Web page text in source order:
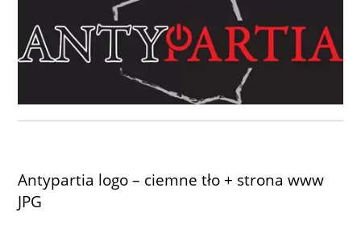
Antypartia logo – ciemne tło + strona www
JPG